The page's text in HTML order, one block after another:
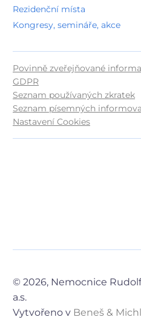
Rezidenční místa
Kongresy, semináře, akce
Povinně zveřejňované
GDPR
Seznam používaných zkratek
Seznam písemných
Nastavení Cookies
© 2026, Nemocnice
a.s.
Vytvořeno v Beneš & Michl